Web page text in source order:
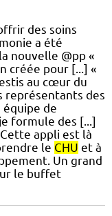
des soins
a été
nouvelle @pp «
créée pour [...] «
au cœur du
représentants des
équipe de
formule des [...]
appli est là
le CHU et à
Un grand
le buffet